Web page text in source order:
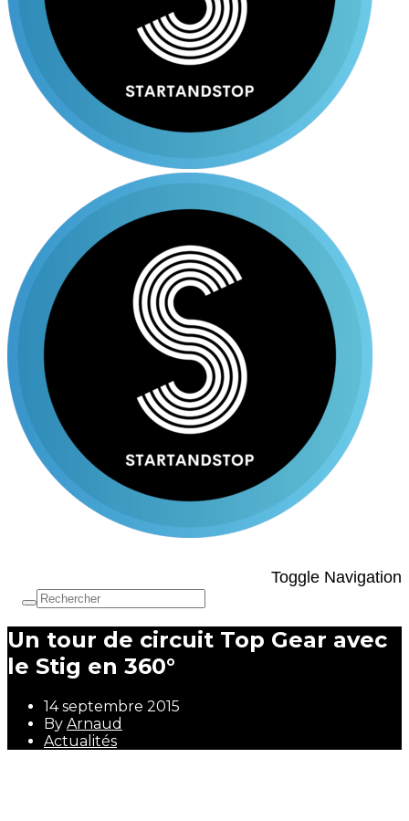
Toggle Navigation
Un tour de circuit Top Gear avec
le Stig en 360°
14 septembre 2015
By Arnaud
Actualités